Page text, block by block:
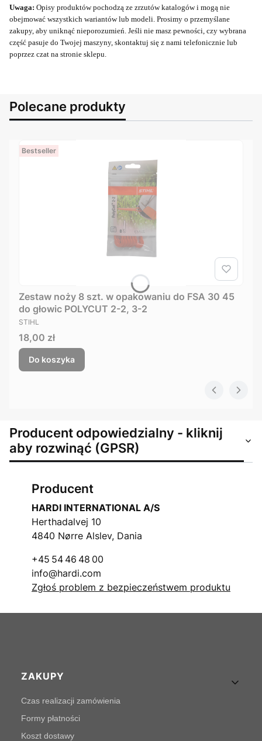
Uwaga: Opisy produktów pochodzą ze zrzutów katalogów i mogą nie
obejmować wszystkich wariantów lub modeli. Prosimy o przemyślane
zakupy, aby uniknąć nieporozumień. Jeśli nie masz pewności, czy wybrana
część pasuje do Twojej maszyny, skontaktuj się z nami telefonicznie lub
poprzez czat na stronie sklepu.
Polecane produkty
Bestseller
Zestaw noży 8 szt. w opakowaniu do FSA 30 45
do głowic POLYCUT 2-2, 3-2
PRODUCENT
STIHL
Cena
18,00 zł
Do koszyka
Producent odpowiedzialny - kliknij
aby rozwinąć (GPSR)
Producent
HARDI INTERNATIONAL A/S
Herthadalvej 10
4840 Nørre Alslev, Dania
+45 54 46 48 00
info@hardi.com
Zgłoś problem z bezpieczeństwem produktu
Linki w stopce
ZAKUPY
Czas realizacji zamówienia
Formy płatności
Koszt dostawy